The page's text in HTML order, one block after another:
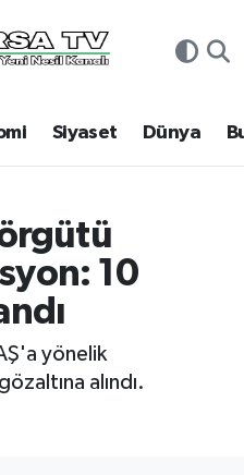
Siyaset Dünya
10
yönelik
alındı.
ve Fikstür